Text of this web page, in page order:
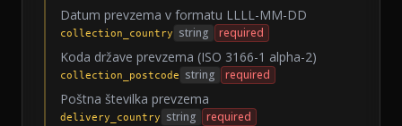
Datum prevzema v formatu LLLL-MM-DD
collection_country string required
Koda države prevzema (ISO 3166-1 alpha-2)
collection_postcode string required
Poštna številka prevzema
delivery_country string required